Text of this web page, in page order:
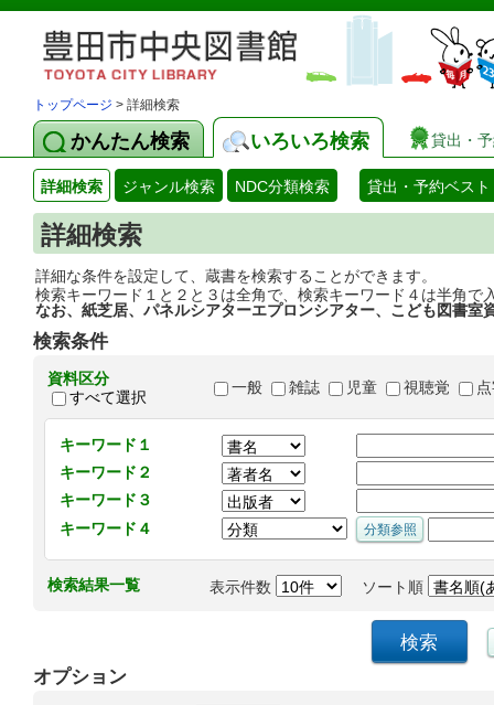
トップページ > 詳細検索
かんたん検索 いろいろ検索 貸出・
詳細検索 ジャンル検索 NDC分類検索 貸出・予約ベスト
詳細検索
詳細な条件を設定して、蔵書を検索することができます。
検索キーワード１と２と３は全角で、検索キーワード４は半角で
なお、紙芝居、パネルシアターエプロンシアター、こども図書室
検索条件
資料区分
すべて選択
一般 雑誌 児童 視聴覚
キーワード１
キーワード２
キーワード３
キーワード４
検索結果一覧 表示件数 ソート順
オプション